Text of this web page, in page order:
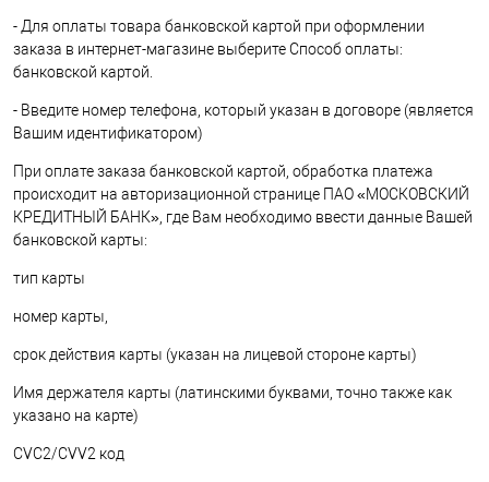
- Для оплаты товара банковской картой при оформлении
заказа в интернет-магазине выберите Способ оплаты:
банковской картой.
- Введите номер телефона, который указан в договоре (является
Вашим идентификатором)
При оплате заказа банковской картой, обработка платежа
происходит на авторизационной странице ПАО «МОСКОВСКИЙ
КРЕДИТНЫЙ БАНК», где Вам необходимо ввести данные Вашей
банковской карты:
тип карты
номер карты,
срок действия карты (указан на лицевой стороне карты)
Имя держателя карты (латинскими буквами, точно также как
указано на карте)
CVC2/CVV2 код